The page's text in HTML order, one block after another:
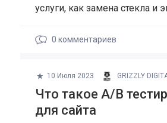
услуги, как замена стекла и
0 комментариев
10 Июля 2023 GRIZZLY
Что такое А/В
для сайта